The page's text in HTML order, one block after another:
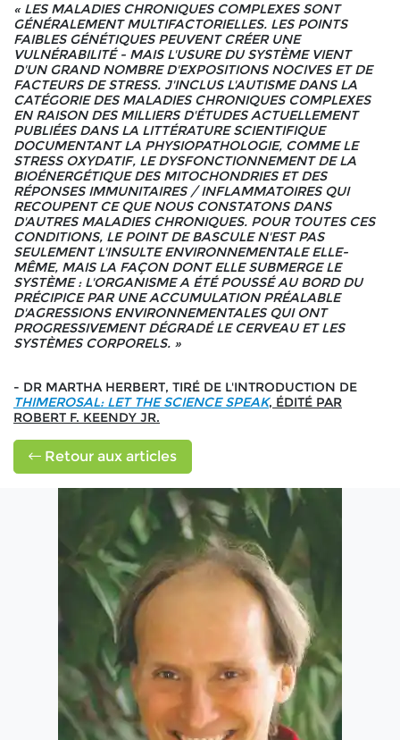
« LES MALADIES CHRONIQUES COMPLEXES SONT
GÉNÉRALEMENT MULTIFACTORIELLES. LES POINTS
FAIBLES GÉNÉTIQUES PEUVENT CRÉER UNE
VULNÉRABILITÉ - MAIS L'USURE DU SYSTÈME VIENT
D'UN GRAND NOMBRE D'EXPOSITIONS NOCIVES ET DE
FACTEURS DE STRESS. J'INCLUS L'AUTISME DANS LA
CATÉGORIE DES MALADIES CHRONIQUES COMPLEXES
EN RAISON DES MILLIERS D'ÉTUDES ACTUELLEMENT
PUBLIÉES DANS LA LITTÉRATURE SCIENTIFIQUE
DOCUMENTANT LA PHYSIOPATHOLOGIE, COMME LE
STRESS OXYDATIF, LE DYSFONCTIONNEMENT DE LA
BIOÉNERGÉTIQUE DES MITOCHONDRIES ET DES
RÉPONSES IMMUNITAIRES / INFLAMMATOIRES QUI
RECOUPENT CE QUE NOUS CONSTATONS DANS
D'AUTRES MALADIES CHRONIQUES. POUR TOUTES CES
CONDITIONS, LE POINT DE BASCULE N'EST PAS
SEULEMENT L'INSULTE ENVIRONNEMENTALE ELLE-
MÊME, MAIS LA FAÇON DONT ELLE SUBMERGE LE
SYSTÈME : L'ORGANISME A ÉTÉ POUSSÉ AU BORD DU
PRÉCIPICE PAR UNE ACCUMULATION PRÉALABLE
D'AGRESSIONS ENVIRONNEMENTALES QUI ONT
PROGRESSIVEMENT DÉGRADÉ LE CERVEAU ET LES
SYSTÈMES CORPORELS. »
- DR MARTHA HERBERT, TIRÉ DE L'INTRODUCTION DE
THIMEROSAL: LET THE SCIENCE SPEAK, ÉDITÉ PAR
ROBERT F. KEENDY JR.
Retour aux articles